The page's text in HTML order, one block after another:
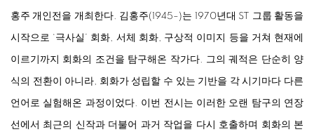
홍주 개인전을 개최한다. 김홍주(1945–)는 1970년대 ST 그룹 활동을
시작으로 ‘극사실’ 회화, 서체 회화, 구상적 이미지 등을 거쳐 현재에
이르기까지 회화의 조건을 탐구해온 작가다. 그의 궤적은 단순히 양
식의 전환이 아니라, 회화가 성립할 수 있는 기반을 각 시기마다 다른
언어로 실험해온 과정이었다. 이번 전시는 이러한 오랜 탐구의 연장
선에서 최근의 신작과 더불어 과거 작업을 다시 호출하며 회화의 본